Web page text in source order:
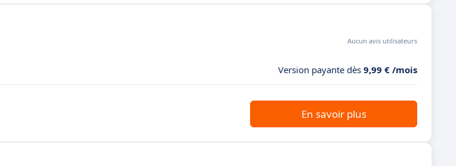
Aucun avis utilisateurs
Version payante dès 9,99 € /mois
En savoir plus